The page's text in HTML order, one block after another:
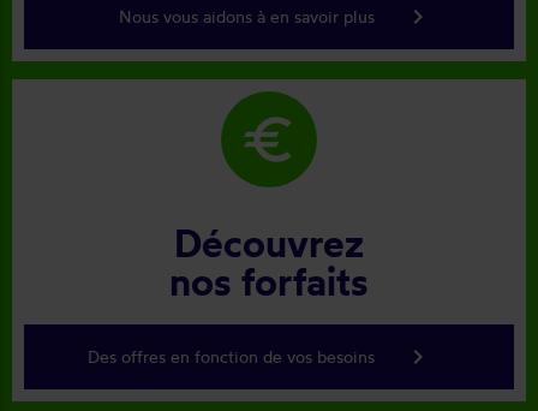
Nous vous aidons à en savoir plus keyboard_arrow_right
euro
Découvrez
nos forfaits
Des offres en fonction de vos besoins keyboard_arrow_right